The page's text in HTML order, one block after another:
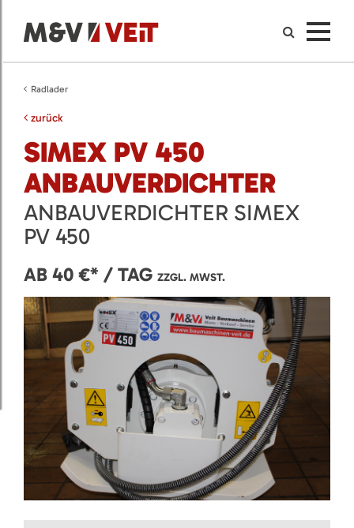
Radlader
zurück
SIMEX PV 450
ANBAUVERDICHTER
ANBAUVERDICHTER SIMEX
PV 450
AB 40 €* / TAG ZZGL. MWST.